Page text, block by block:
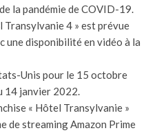
la pandémie de COVID-19.
Transylvanie 4 » est prévue
une disponibilité en vidéo à la
Unis pour le 15 octobre
14 janvier 2022.
« Hôtel Transylvanie »
de streaming Amazon Prime